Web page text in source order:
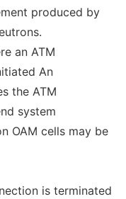
produced by
an ATM
An
the ATM
system
OAM cells may be
is terminated